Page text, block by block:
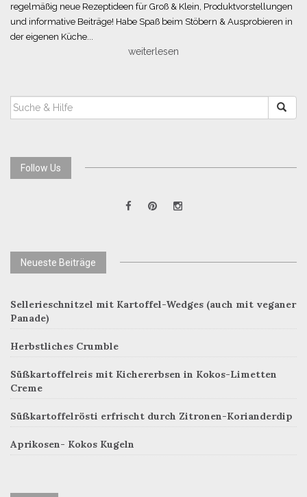
regelmäßig neue Rezeptideen für Groß & Klein, Produktvorstellungen
und informative Beiträge! Habe Spaß beim Stöbern & Ausprobieren in
der eigenen Küche...
weiterlesen
SUCHEN
NACH:
Follow Us
Neueste Beiträge
Sellerieschnitzel mit Kartoffel-Wedges (auch mit veganer
Panade)
Herbstliches Crumble
Süßkartoffelreis mit Kichererbsen in Kokos-Limetten
Creme
Süßkartoffelrösti erfrischt durch Zitronen-Korianderdip
Aprikosen- Kokos Kugeln